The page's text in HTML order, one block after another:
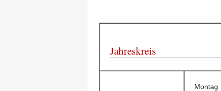
Jahreskreis
Montag